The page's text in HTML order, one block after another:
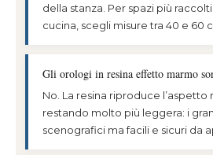
della stanza. Per spazi più
cucina, scegli misure tra 40 e 60
Gli orologi in resina effetto marmo
No. La resina riproduce
restando molto più leggera: i
scenografici ma facili e sicuri da